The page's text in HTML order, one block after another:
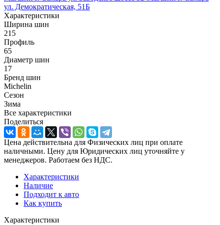
ул. Демократическая, 51Б
Характеристики
Ширина шин
215
Профиль
65
Диаметр шин
17
Бренд шин
Michelin
Сезон
Зима
Все характеристики
Поделиться
Цена действительна для Физических лиц при оплате
наличными. Цену для Юридических лиц уточняйте у
менеджеров. Работаем без НДС.
Характеристики
Наличие
Подходит к авто
Как купить
Характеристики